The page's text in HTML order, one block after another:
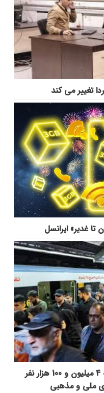
تغییر می کند
تا غدیر» ایرانسل
خدمات‌دهي مترو به 4 ميليون و 100 هزار نفر
ملي و مذهبي